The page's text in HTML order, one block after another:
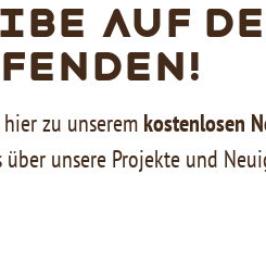
auf
zu unserem kostenlosen
über unsere Projekte und